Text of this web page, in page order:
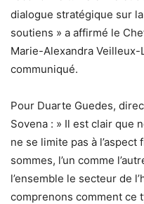
dialogue stratégique sur
soutiens » a affirmé le
Marie-Alexandra
communiqué.
Pour Duarte Guedes,
Sovena : » Il est clair que
ne se limite pas à l’aspect
sommes, l’un comme
l’ensemble le secteur de
comprenons comment ce